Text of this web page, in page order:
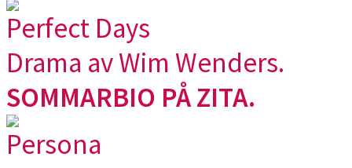
Perfect Days
Drama av Wim Wenders.
SOMMARBIO PÅ ZITA.
Persona